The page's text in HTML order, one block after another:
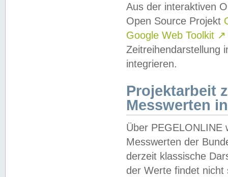
Aus der interaktiven
Open Source Projekt
Google Web Toolkit ↗
Zeitreihendarstellung
integrieren.
Projektarbeit
Messwerten
Über PEGELONLINE
Messwerten der
derzeit klassische
der Werte findet